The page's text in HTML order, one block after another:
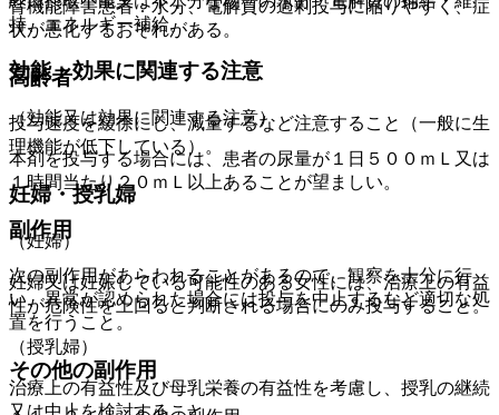
腎機能障害患者：水分、電解質の過剰投与に陥りやすく、症
状が悪化するおそれがある。
高齢者
投与速度を緩徐にし、減量するなど注意すること（一般に生
理機能が低下している）。
妊婦・授乳婦
（妊婦）
妊婦又は妊娠している可能性のある女性には、治療上の有益
性が危険性を上回ると判断される場合にのみ投与すること。
（授乳婦）
治療上の有益性及び母乳栄養の有益性を考慮し、授乳の継続
又は中止を検討すること。
持、エネルギー補給。
効能・効果に関連する注意
（効能又は効果に関連する注意）
本剤を投与する場合には、患者の尿量が１日５００ｍＬ又は
１時間当たり２０ｍＬ以上あることが望ましい。
副作用
次の副作用があらわれることがあるので、観察を十分に行
い、異常が認められた場合には投与を中止するなど適切な処
置を行うこと。
その他の副作用